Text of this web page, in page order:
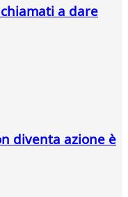
a dare
diventa azione è